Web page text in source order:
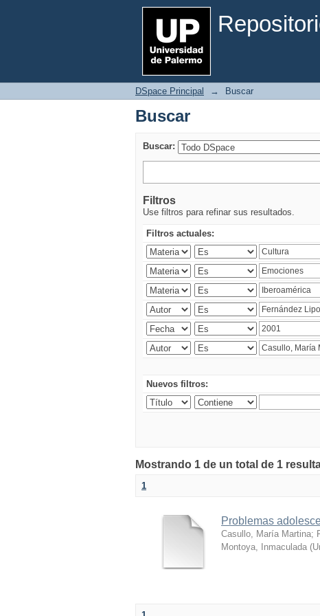
Buscar
DSpace Principal → Buscar
Buscar
Buscar:
Filtros
Use filtros para refinar sus resultados.
Filtros actuales:
Nuevos filtros:
Mostrando 1 de un total de 1
1
Problemas
Casullo, María Martina;
Montoya, Inmaculada (